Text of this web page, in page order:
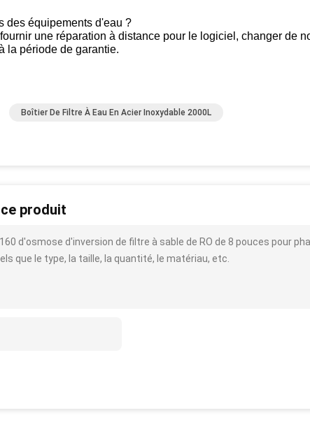
des équipements d'eau ?
une réparation à distance pour le logiciel, changer de
la période de garantie.
Boîtier De Filtre À Eau En Acier Inoxydable 2000L
produit
d'osmose d'inversion de filtre à sable de RO de 8 pouces pour
que le type, la taille, la quantité, le matériau, etc.